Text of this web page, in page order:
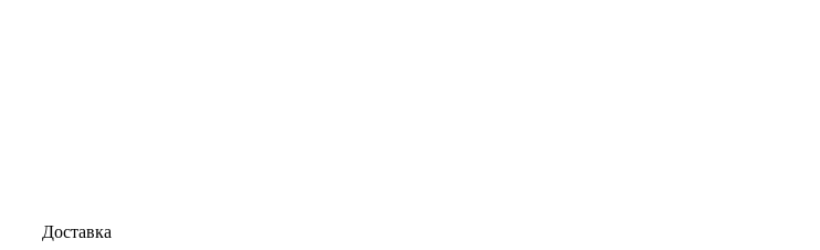
Доставка